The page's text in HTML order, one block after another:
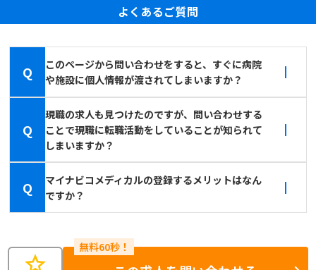
よくあるご質問
Q
このページから問い合わせをすると、すぐに病院
や施設に個人情報が渡されてしまいますか？
Q
現職の求人も見つけたのですが、問い合わせする
ことで現職に転職活動をしていることが知られて
しまいますか？
Q
マイナビコメディカルの登録するメリットはなん
ですか？